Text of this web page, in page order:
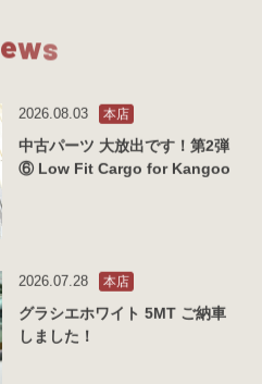
ews
2026.08.03 本店
中古パーツ 大放出です！第2弾
⑥ Low Fit Cargo for Kangoo
2026.07.28 本店
グラシエホワイト 5MT ご納車
しました！